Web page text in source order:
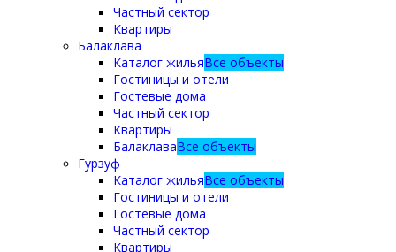
Частный сектор
Квартиры
Балаклава
Каталог жильяВсе объекты
Гостиницы и отели
Гостевые дома
Частный сектор
Квартиры
БалаклаваВсе объекты
Гурзуф
Каталог жильяВсе объекты
Гостиницы и отели
Гостевые дома
Частный сектор
Квартиры